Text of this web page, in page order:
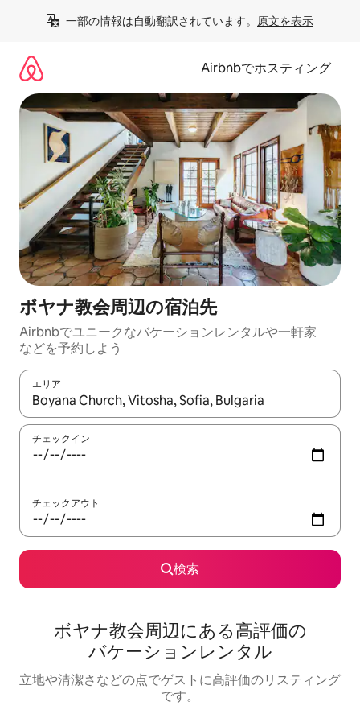
一部の情報は自動翻訳されています。 原文を表示
Airbnbでホスティング
ボヤナ教会⁠周⁠辺⁠の宿⁠泊⁠先
Airbnbでユニークなバ⁠ケ⁠ー⁠シ⁠ョ⁠ンレ⁠ン⁠タ⁠ルや一⁠軒⁠家
な⁠ど⁠を予⁠約⁠し⁠よ⁠う
エリア
検索結果が表示されたら、上下の矢印キーを使って移動するか
チェックイン
チェックアウト
検索
ボヤナ教会⁠周⁠辺⁠に⁠あ⁠る高⁠評⁠価⁠の
バ⁠ケ⁠ー⁠シ⁠ョ⁠ン⁠レ⁠ン⁠タ⁠ル
立地や清潔さなどの点でゲストに高評価のリスティング
です。